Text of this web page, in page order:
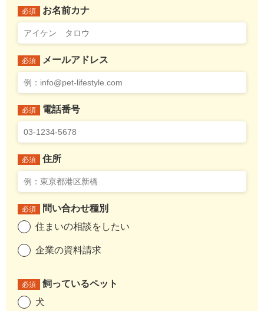
必須 お名前カナ
必須 メールアドレス
必須 電話番号
必須 住所
必須
問い合わせ種別
住まいの相談をしたい
企業の資料請求
必須
飼っているペット
犬